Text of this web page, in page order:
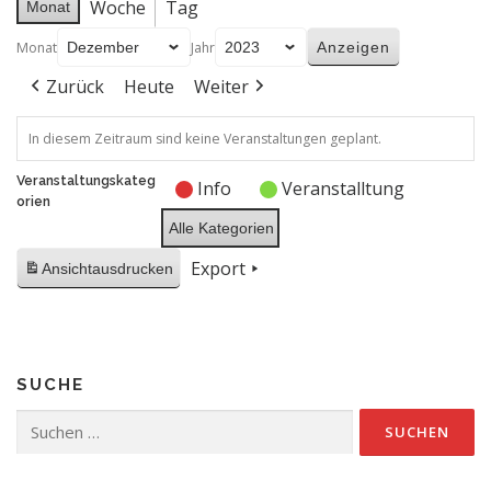
Monat Woche Tag
Monat Jahr
Zurück Heute Weiter
In diesem Zeitraum sind keine Veranstaltungen geplant.
Veranstaltungskateg
orien
Info Veranstalltung
Alle Kategorien
Ansichtausdrucken Export
SUCHE
nach: